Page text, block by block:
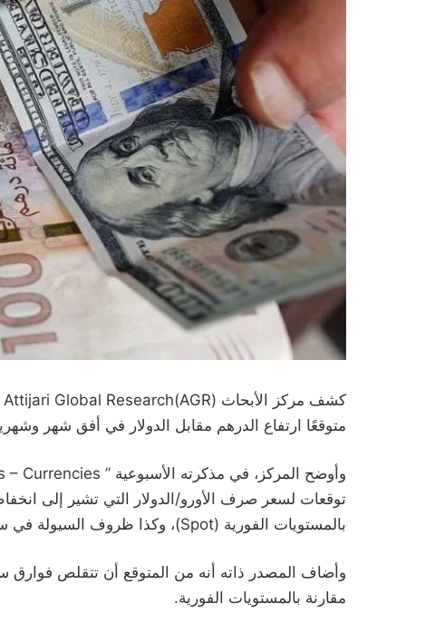
متوقعًا ارتفاع الدرهم مقابل الدولار في أفق شهر وشهرين و3
بالمستويات الفورية (Spot)، وكذا ظروف السيولة في سوق الصرف.
مقارنة بالمستويات الفورية.